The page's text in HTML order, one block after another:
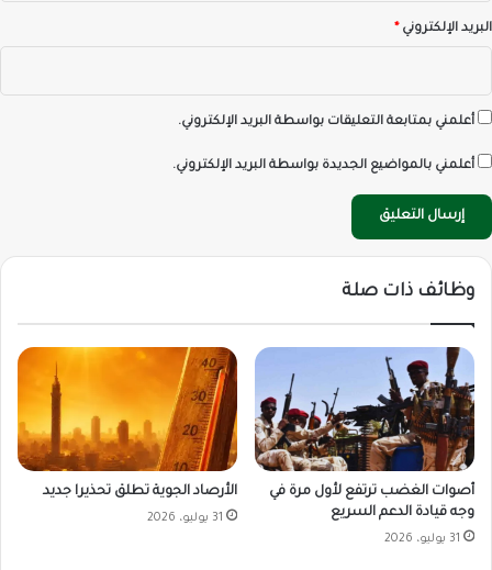
البريد الإلكتروني*
أعلمني بمتابعة التعليقات بواسطة البريد الإلكتروني.
أعلمني بالمواضيع الجديدة بواسطة البريد الإلكتروني.
وظائف ذات صلة
أصوات الغضب ترتفع لأول مرة في
وجه قيادة الدعم السريع
31 يوليو، 2026
الأرصاد الجوية تطلق تحذيرا جديد
31 يوليو، 2026